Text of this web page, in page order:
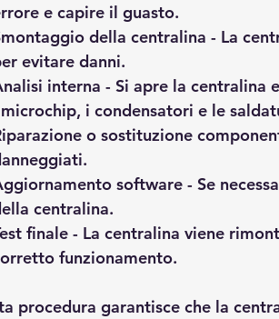
e capire il guasto.
della centralina - La
evitare danni.
interna - Si apre la centralina
i condensatori e le
o sostituzione
software - Se
centralina.
finale - La centralina viene
funzionamento.
procedura garantisce che la